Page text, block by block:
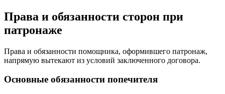
Права и обязанности сторон при
патронаже
Права и обязанности помощника, оформившего патронаж,
напрямую вытекают из условий заключенного договора.
Основные обязанности попечителя